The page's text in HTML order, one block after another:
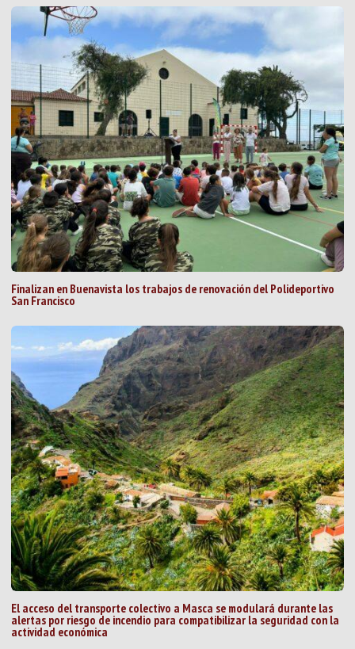
Finalizan en Buenavista los trabajos de renovación del Polideportivo
San Francisco
El acceso del transporte colectivo a Masca se modulará durante las
alertas por riesgo de incendio para compatibilizar la seguridad con la
actividad económica